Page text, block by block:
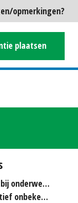
opmerkingen?
plaatsen
Diesel is nu 'echt een ding' bij onderwerken
Nieuwe importeur van relatief onbekende merken...